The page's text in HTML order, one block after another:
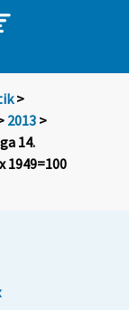
>
2013 >
14.
1949=100